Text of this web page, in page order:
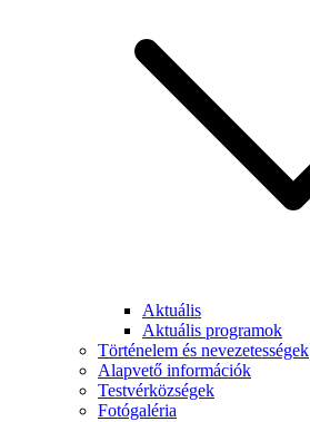
Aktuális
Aktuális programok
Történelem és nevezetességek
Alapvető információk
Testvérközségek
Fotógaléria